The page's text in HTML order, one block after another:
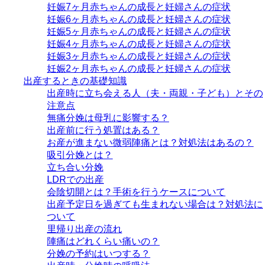
妊娠7ヶ月赤ちゃんの成長と妊婦さんの症状
妊娠6ヶ月赤ちゃんの成長と妊婦さんの症状
妊娠5ヶ月赤ちゃんの成長と妊婦さんの症状
妊娠4ヶ月赤ちゃんの成長と妊婦さんの症状
妊娠3ヶ月赤ちゃんの成長と妊婦さんの症状
妊娠2ヶ月赤ちゃんの成長と妊婦さんの症状
出産するときの基礎知識
出産時に立ち会える人（夫・両親・子ども）とその
注意点
無痛分娩は母乳に影響する？
出産前に行う処置はある？
お産が進まない微弱陣痛とは？対処法はあるの？
吸引分娩とは？
立ち合い分娩
LDRでの出産
会陰切開とは？手術を行うケースについて
出産予定日を過ぎても生まれない場合は？対処法に
ついて
里帰り出産の流れ
陣痛はどれくらい痛いの？
分娩の予約はいつする？